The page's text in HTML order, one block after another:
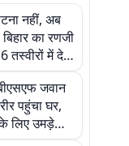
नहीं, अब
बिहार का रणजी
तस्वीरों में देखें
पूरी कहानी
जवान
पहुंचा घर,
लिए उमड़े